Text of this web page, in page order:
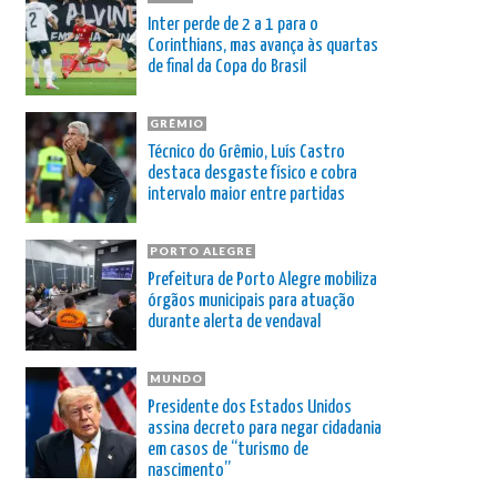
Inter perde de 2 a 1 para o
Corinthians, mas avança às quartas
de final da Copa do Brasil
GRÊMIO
Técnico do Grêmio, Luís Castro
destaca desgaste físico e cobra
intervalo maior entre partidas
PORTO ALEGRE
Prefeitura de Porto Alegre mobiliza
órgãos municipais para atuação
durante alerta de vendaval
MUNDO
Presidente dos Estados Unidos
assina decreto para negar cidadania
em casos de “turismo de
nascimento”